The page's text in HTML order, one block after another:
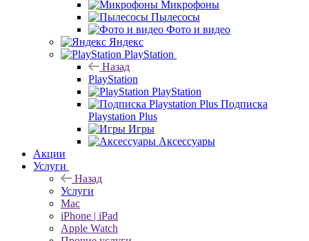
Микрофоны
Пылесосы
Фото и видео
Яндекс
PlayStation
Назад
PlayStation
PlayStation
Подписка
Playstation Plus
Игры
Аксессуары
Акции
Услуги
Назад
Услуги
Mac
iPhone | iPad
Apple Watch